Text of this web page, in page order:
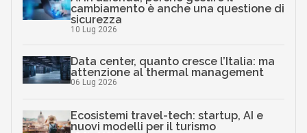
cambiamento è anche una questione di
sicurezza
10 Lug 2026
Data center, quanto cresce l’Italia: ma
attenzione al thermal management
06 Lug 2026
Ecosistemi travel-tech: startup, AI e
nuovi modelli per il turismo